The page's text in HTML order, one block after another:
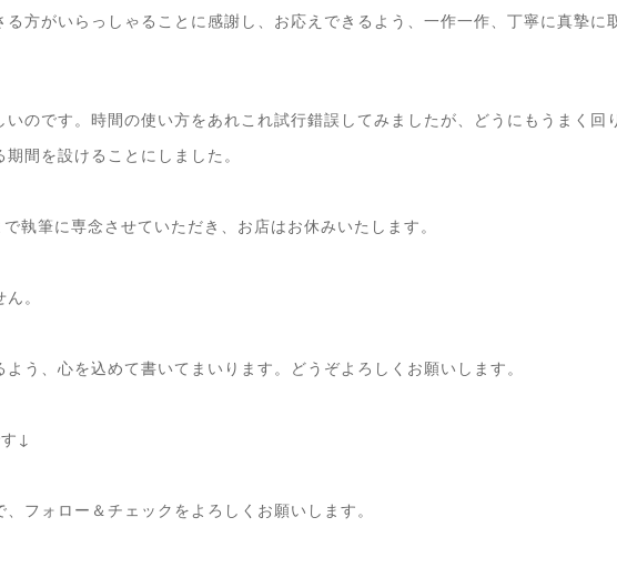
方がいらっしゃることに感謝し、お応えできるよう、一作一作、丁寧に真摯に
のです。時間の使い方をあれこれ試行錯誤してみましたが、どうにもうまく回
間を設けることにしました。
執筆に専念させていただき、お店はお休みいたします。
。
う、心を込めて書いてまいります。どうぞよろしくお願いします。
↓
フォロー＆チェックをよろしくお願いします。